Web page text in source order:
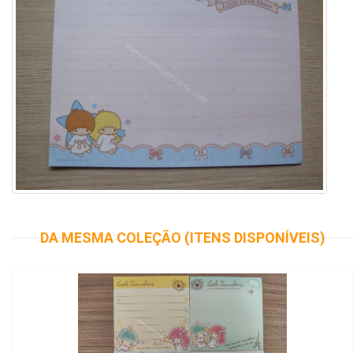
DA MESMA COLEÇÃO (ITENS DISPONÍVEIS)